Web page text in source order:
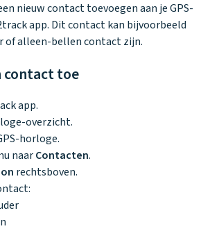
Personaliseer
je bandje!
Kies je eigen
icoon en maak
je horloge
Waarom one2track
Handleiding
App updates
nieuw contact toevoegen aan je GPS-
app. Dit contact kan bijvoorbeeld
of alleen-bellen contact zijn.
contact toe
app.
overzicht.
horloge.
naarContacten.
rechtsboven.